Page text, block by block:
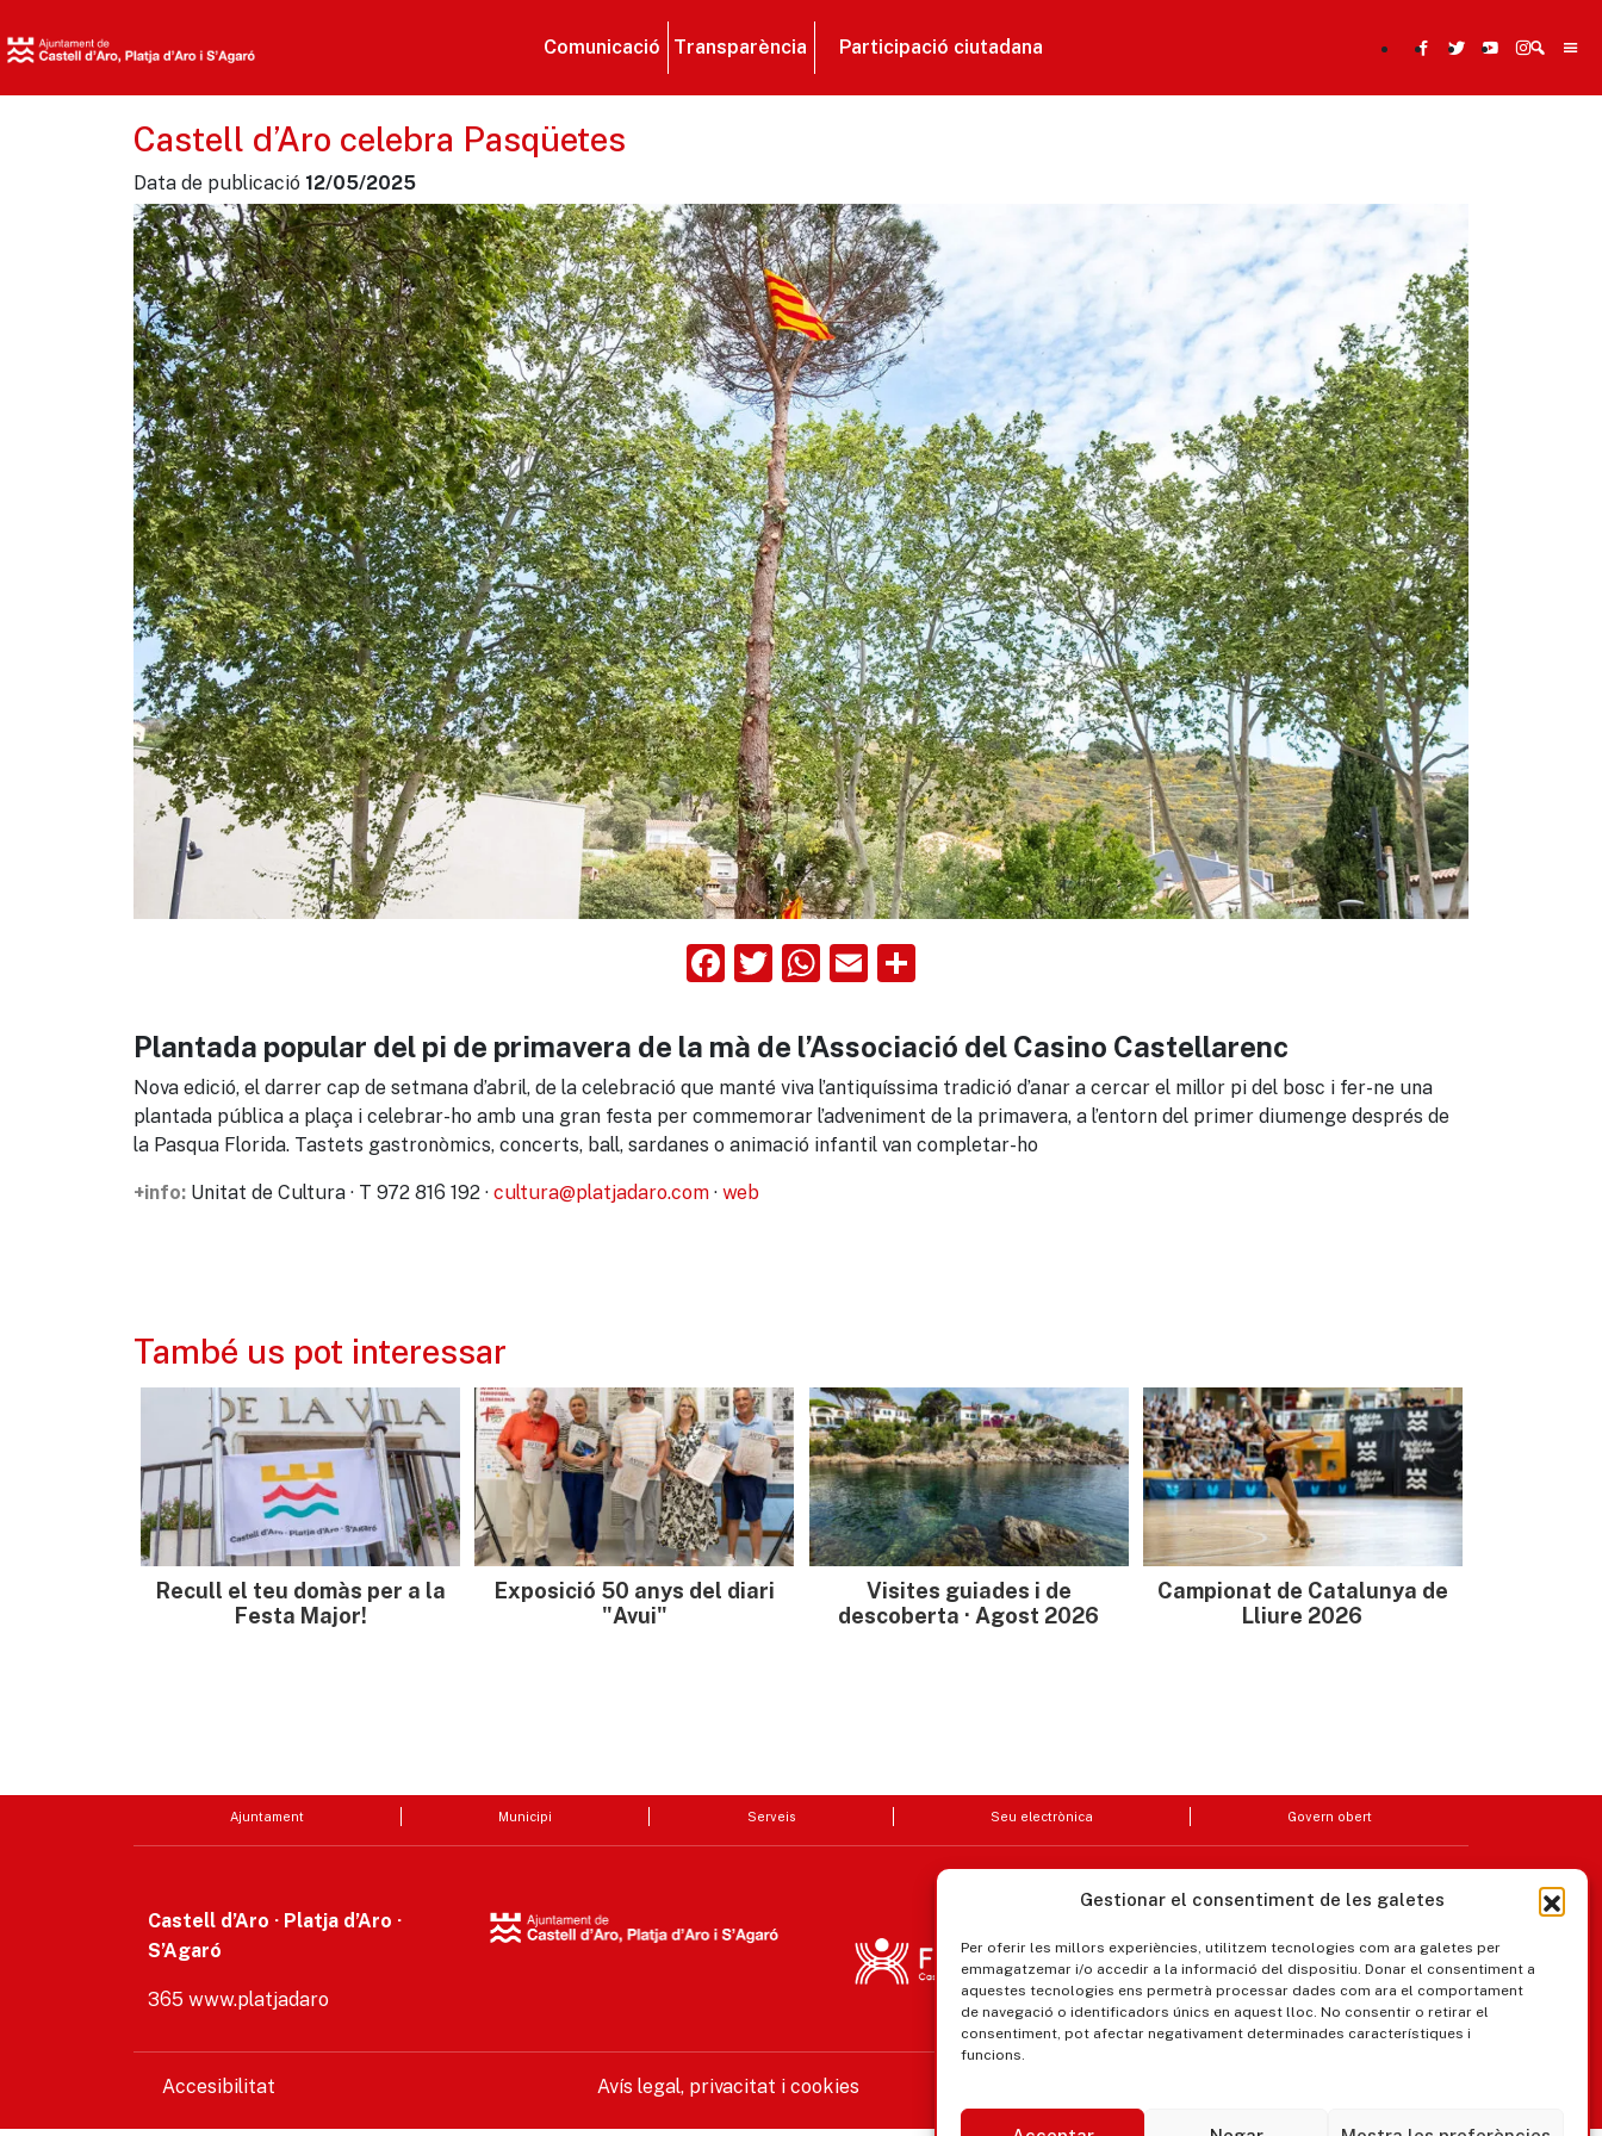
Gestionar el consentiment de les galetes
Per oferir les millors experiències, utilitzem tecnologies com ara galetes per
emmagatzemar i/o accedir a la informació del dispositiu. Donar el consentiment a
aquestes tecnologies ens permetrà processar dades com ara el comportament
de navegació o identificadors únics en aquest lloc. No consentir o retirar el
consentiment, pot afectar negativament determinades característiques i
funcions.
Comunicació Transparència Participació ciutadana
Castell d’Aro celebra Pasqüetes
Data de publicació 12/05/2025
Facebook
Twitter
WhatsApp
Email
Plantada popular del pi de primavera de la mà de l’Associació del Casino Castellarenc
Nova edició, el darrer cap de setmana d’abril, de la celebració que manté viva l’antiquíssima tradició d’anar a cercar el millor pi del bosc i fer-ne una
plantada pública a plaça i celebrar-ho amb una gran festa per commemorar l’adveniment de la primavera, a l’entorn del primer diumenge després de
la Pasqua Florida. Tastets gastronòmics, concerts, ball, sardanes o animació infantil van completar-ho
+info: Unitat de Cultura · T 972 816 192 · cultura@platjadaro.com · web
També us pot interessar
Recull el teu domàs per a la
Festa Major!
Exposició 50 anys del diari
"Avui"
Visites guiades i de
descoberta · Agost 2026
Campionat de Catalunya de
Lliure 2026
Ajuntament Municipi Serveis Seu electrònica Govern obert
Castell d’Aro · Platja d’Aro ·
S’Agaró
365 www.platjadaro
Accesibilitat Avís legal, privacitat i cookies